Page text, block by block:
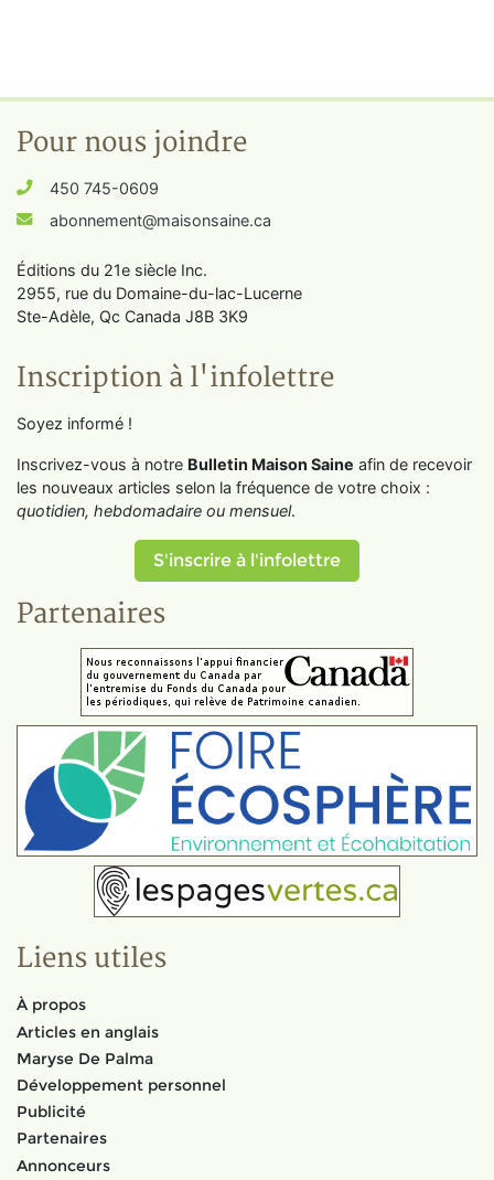
Pour nous joindre
450 745-0609
abonnement@maisonsaine.ca
Éditions du 21e siècle Inc.
2955, rue du Domaine-du-lac-Lucerne
Ste-Adèle, Qc Canada J8B 3K9
Inscription à l'infolettre
Soyez informé !
Inscrivez-vous à notre Bulletin Maison Saine afin de recevoir
les nouveaux articles selon la fréquence de votre choix :
quotidien, hebdomadaire ou mensuel.
S'inscrire à l'infolettre
Partenaires
Liens utiles
À propos
Articles en anglais
Maryse De Palma
Développement personnel
Publicité
Partenaires
Annonceurs